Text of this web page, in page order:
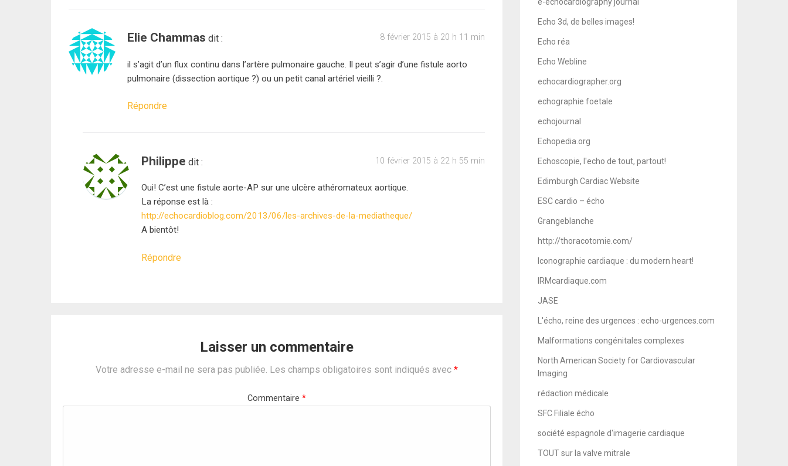
Elie Chammas dit : 8 février 2015 à 20 h 11 min
il s’agit d’un flux continu dans l’artère pulmonaire gauche. Il peut s’agir d’une fistule aorto
pulmonaire (dissection aortique ?) ou un petit canal artériel vieilli ?.
Répondre
Philippe dit : 10 février 2015 à 22 h 55 min
Oui! C’est une fistule aorte-AP sur une ulcère athéromateux aortique.
La réponse est là :
http://echocardioblog.com/2013/06/les-archives-de-la-mediatheque/
A bientôt!
Répondre
Laisser un commentaire
Votre adresse e-mail ne sera pas publiée. Les champs obligatoires sont indiqués avec *
Commentaire *
Echo 3d, de belles images!
Echo réa
Echo Webline
echocardiographer.org
echographie foetale
echojournal
Echopedia.org
Echoscopie, l'echo de tout, partout!
Edimburgh Cardiac Website
ESC cardio – écho
Grangeblanche
http://thoracotomie.com/
Iconographie cardiaque : du modern heart!
IRMcardiaque.com
JASE
L'écho, reine des urgences : echo-urgences.com
Malformations congénitales complexes
North American Society for Cardiovascular
Imaging
rédaction médicale
SFC Filiale écho
société espagnole d'imagerie cardiaque
TOUT sur la valve mitrale